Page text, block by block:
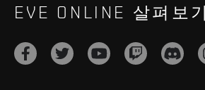
EVE ONLINE 살펴보기